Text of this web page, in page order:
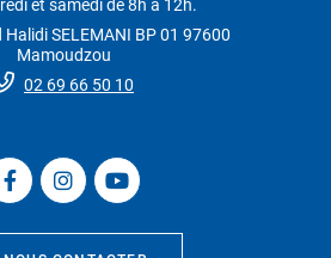
et samedi de 8h à 12h.
Halidi SELEMANI BP 01 97600
Mamoudzou
02 69 66 50 10